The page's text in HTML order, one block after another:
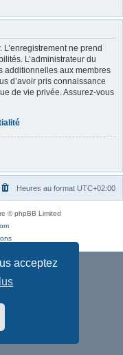
acceptez
ne prend
L’administrateur du
additionnelles aux membres
d’avoir pris connaissance
de vie privée. Assurez-vous
Heures au format UTC+02:00
© phpBB Limited